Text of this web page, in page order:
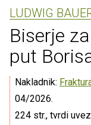
LUDWIG
Biserje
put
Nakladnik:
04/2026.
224 str., tvrdi uvez